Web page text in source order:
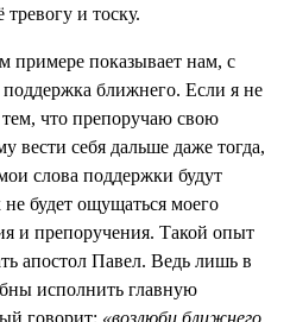
тревогу и тоску.
примере показывает нам, с
поддержка ближнего. Если я не
тем, что препоручаю свою
вести себя дальше даже тогда,
слова поддержки будут
будет ощущаться моего
и препоручения. Такой опыт
апостол Павел. Ведь лишь в
исполнить главную
говорит: «возлюби ближнего